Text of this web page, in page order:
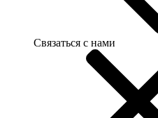
Связаться с нами